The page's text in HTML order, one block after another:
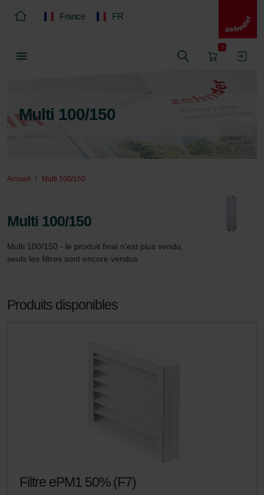
France FR
0
Multi 100/150
Accueil Multi 100/150
Multi 100/150
Multi 100/150 - le produit final n'est plus vendu,
seuls les filtres sont encore vendus.
Produits disponibles
Filtre ePM1 50% (F7)